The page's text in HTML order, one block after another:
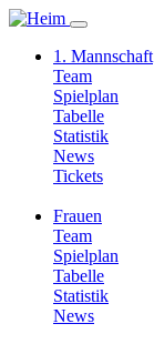
1. Mannschaft
Team
Spielplan
Tabelle
Statistik
News
Tickets
Frauen
Team
Spielplan
Tabelle
Statistik
News